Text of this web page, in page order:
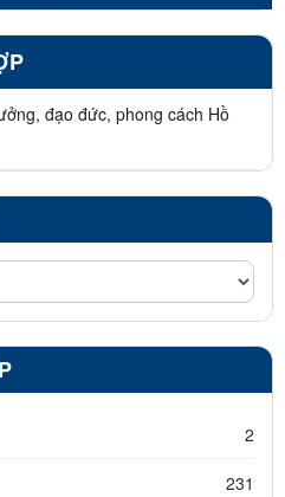
đạo đức, phong cách Hồ
2
231